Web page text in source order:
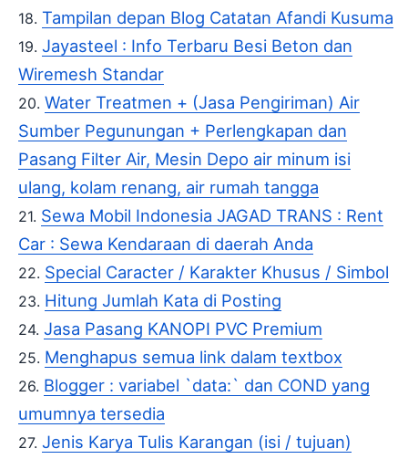
Tampilan depan Blog Catatan Afandi Kusuma
Jayasteel : Info Terbaru Besi Beton dan
Wiremesh Standar
Water Treatmen + (Jasa Pengiriman) Air
Sumber Pegunungan + Perlengkapan dan
Pasang Filter Air, Mesin Depo air minum isi
ulang, kolam renang, air rumah tangga
Sewa Mobil Indonesia JAGAD TRANS : Rent
Car : Sewa Kendaraan di daerah Anda
Special Caracter / Karakter Khusus / Simbol
Hitung Jumlah Kata di Posting
Jasa Pasang KANOPI PVC Premium
Menghapus semua link dalam textbox
Blogger : variabel `data:` dan COND yang
umumnya tersedia
Jenis Karya Tulis Karangan (isi / tujuan)